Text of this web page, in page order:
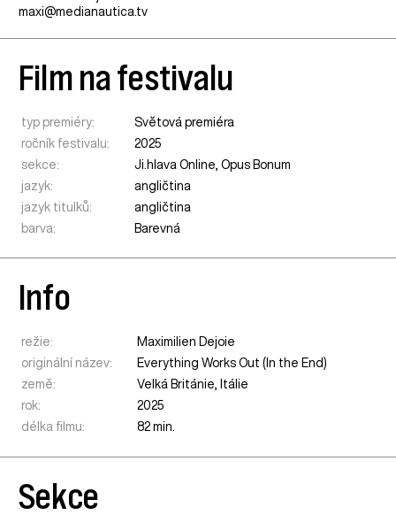
maxi@medianautica.tv
Film na festivalu
typ premiéry:
Světová premiéra
ročník festivalu:
2025
sekce:
Ji.hlava Online,Opus Bonum
jazyk:
angličtina
jazyk titulků:
angličtina
barva:
Barevná
Info
režie:
Maximilien Dejoie
originální název:
Everything Works Out (In the End)
země:
Velká Británie, Itálie
rok:
2025
délka filmu:
82 min.
Sekce